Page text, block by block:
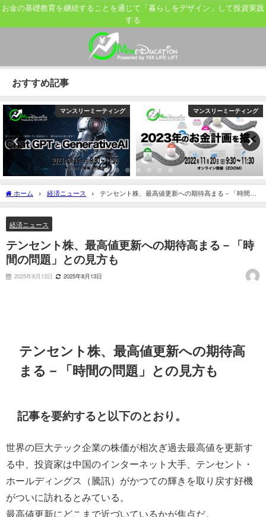
お金の基礎教育を継続することを通じて「暮らしをデザイン」して投資実践
する
おすすめ記事
マンスリーミーティング マンスリーミーティング
ホーム 経済ニュース
テンセント株、最高値更新への期待高まる－「時間の
問題」との見方も
経済ニュース
テンセント株、最高値更新への期待高まる－「時
間の問題」との見方も
2025年8月13日 2025年8月13日
テンセント株、最高値更新への期待高
まる－「時間の問題」との見方も
記事を要約すると以下のとおり。
世界の巨大テック企業の株価が相次ぎ過去最高値を更新す
る中、投資家は中国のインターネット大手、テンセント・
ホールディングス（騰訊）がかつての輝きを取り戻す好機
がついに訪れるとみている。
最高値更新にどこまで近づいているかが焦点だ。